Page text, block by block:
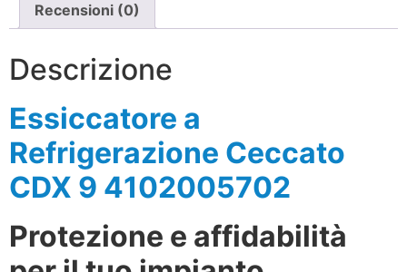
Recensioni (0)
Descrizione
Essiccatore a
Refrigerazione Ceccato
CDX 9 4102005702
Protezione e affidabilità